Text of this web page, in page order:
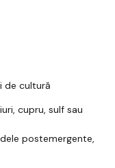
de cultură
cupru, sulf sau
postemergente,